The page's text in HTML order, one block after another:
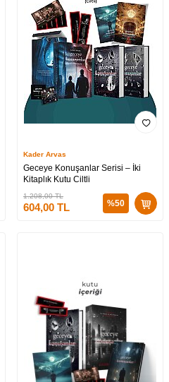
Kader Arvas
Geceye Konuşanlar Serisi – İki
Kitaplık Kutu Ciltli
1.208,00TL
604,00 TL %50